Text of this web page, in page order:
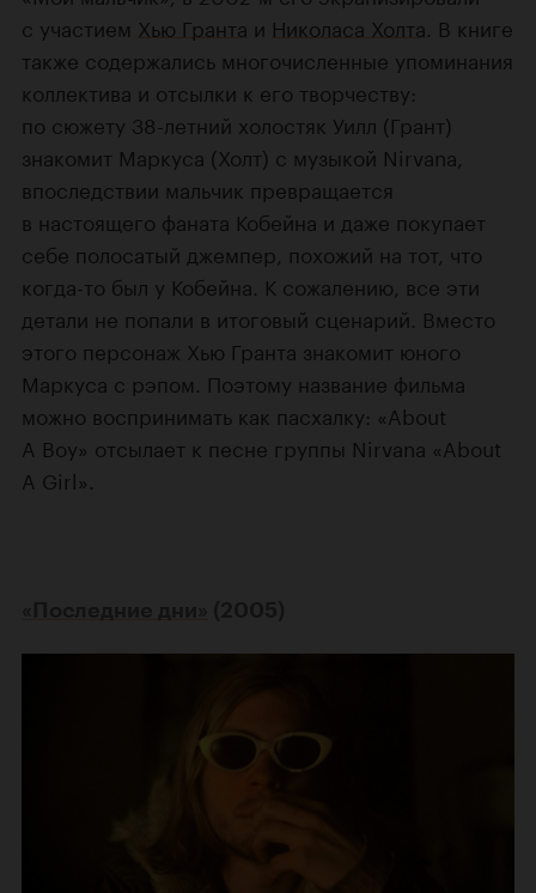
с участием Хью Гранта и Николаса Холта . В книге
также содержались многочисленные упоминания
коллектива и отсылки к его творчеству:
по сюжету 38-летний холостяк Уилл (Грант)
знакомит Маркуса (Холт) с музыкой Nirvana,
впоследствии мальчик превращается
в настоящего фаната Кобейна и даже покупает
себе полосатый джемпер, похожий на тот, что
когда-то был у Кобейна. К сожалению, все эти
детали не попали в итоговый сценарий. Вместо
этого персонаж Хью Гранта знакомит юного
Маркуса с рэпом. Поэтому название фильма
можно воспринимать как пасхалку: «About
A Boy» отсылает к песне группы Nirvana «About
A Girl».